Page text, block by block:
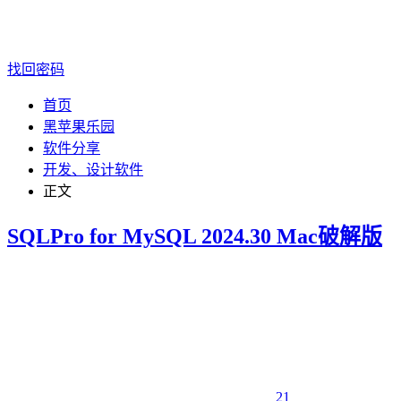
找回密码
首页
黑苹果乐园
软件分享
开发、设计软件
正文
SQLPro for MySQL 2024.30 Mac破解版
21